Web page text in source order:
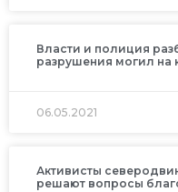
Власти и полиция
разрушения могил на
06.05.2021
Активисты
решают вопросы